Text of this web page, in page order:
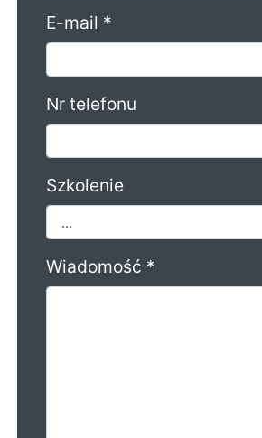
E-mail *
Nr telefonu
Szkolenie
Wiadomość *